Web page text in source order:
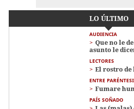
LO ÚLTIMO
AUDIENCIA
Que no le
asunto le
LECTORES
El rostro de
ENTRE
Fumare
PAÍS SOÑADO